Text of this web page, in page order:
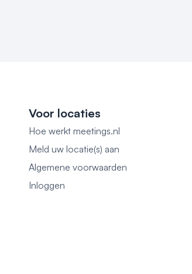
Voor locaties
Hoe werkt meetings.nl
Meld uw locatie(s) aan
Algemene voorwaarden
Inloggen